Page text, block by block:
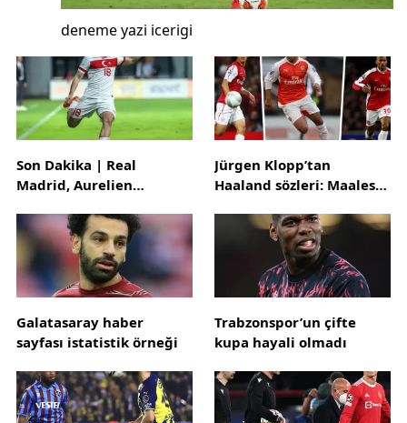
deneme yazi icerigi
Son Dakika | Real
Madrid, Aurelien
kattı
Jürgen Klopp’tan
Haaland sözleri: Maalesef
Galatasaray haber
sayfası istatistik örneği
Trabzonspor’un çifte
kupa hayali olmadı